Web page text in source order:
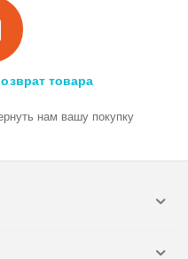
товара
нам вашу покупку